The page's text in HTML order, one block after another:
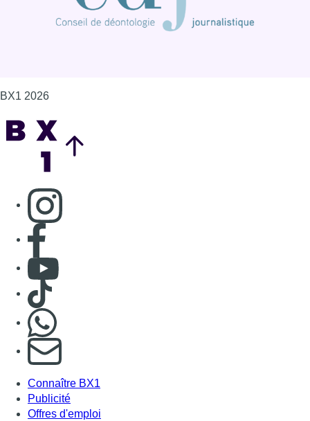
BX1 2026
Consulter page Instagram
Consulter page Facebook
Consulter Youtube
Consulter TikTok
S'abonner à notre newsletter
Connaître BX1
Publicité
Offres d'emploi